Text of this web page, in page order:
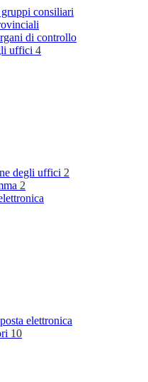
consiliari
di controllo
uffici 4
degli uffici 2
2
elettronica
10